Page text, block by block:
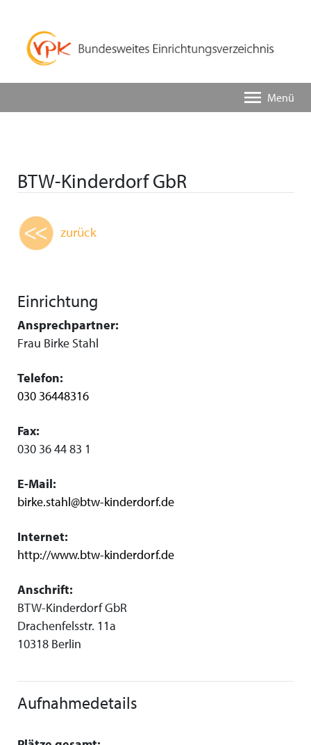
Menü
BTW-Kinderdorf GbR
zurück
Einrichtung
Ansprechpartner:
Frau Birke Stahl
Telefon:
030 36448316
Fax:
030 36 44 83 1
E-Mail:
birke.stahl@btw-kinderdorf.de
Internet:
http://www.btw-kinderdorf.de
Anschrift:
BTW-Kinderdorf GbR
Drachenfelsstr. 11a
10318 Berlin
Aufnahmedetails